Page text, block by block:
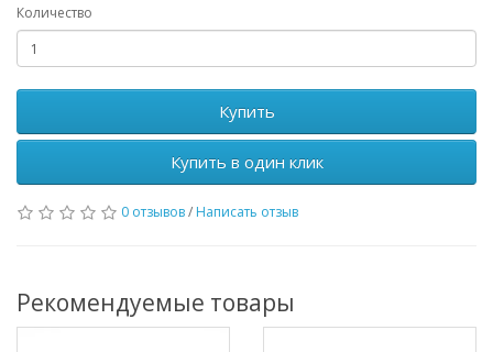
Количество
Купить
Купить в один клик
0 отзывов/ Написать отзыв
Рекомендуемые товары